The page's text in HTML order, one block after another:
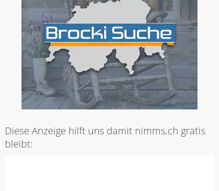
Diese Anzeige hilft uns damit nimms.ch gratis
bleibt: